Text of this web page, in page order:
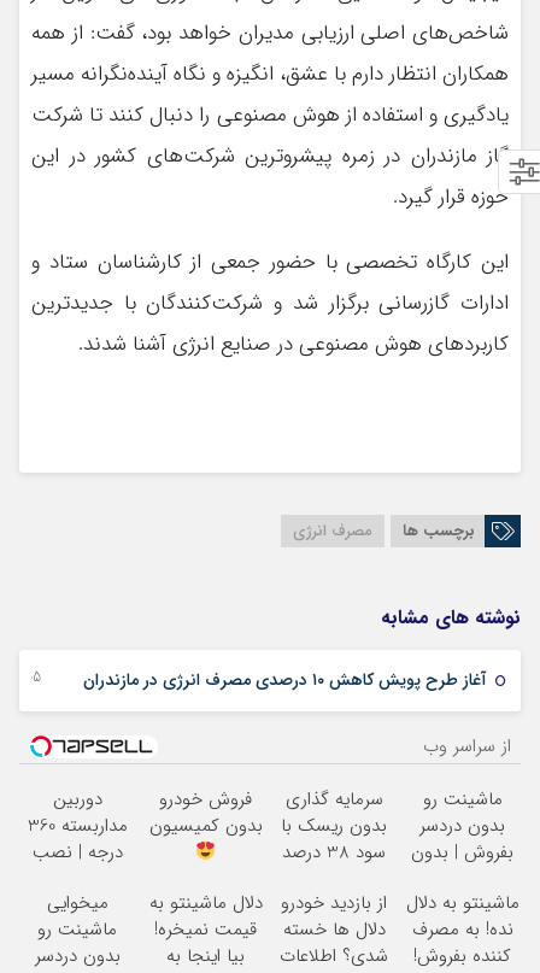
شاخص‌های اصلی ارزیابی مدیران خواهد بود، گفت: از همه
همکاران انتظار دارم با عشق، انگیزه و نگاه آینده‌نگرانه مسیر
یادگیری و استفاده از هوش مصنوعی را دنبال کنند تا شرکت
گاز مازندران در زمره پیشروترین شرکت‌های کشور در این
حوزه قرار گیرد.
این کارگاه تخصصی با حضور جمعی از کارشناسان ستاد و
ادارات گازرسانی برگزار شد و شرکت‌کنندگان با جدیدترین
کاربردهای هوش مصنوعی در صنایع انرژی آشنا شدند.
برچسب ها مصرف انرژی
نوشته های مشابه
آغاز طرح پویش کاهش ۱۰ درصدی مصرف انرژی در مازندران 05 دسامبر 2025
از سراسر وب
ماشینت رو
بدون دردسر
بفروش | بدون
سرمایه گذاری
بدون ریسک با
سود 38 درصد
فروش خودرو
بدون کمیسیون
دوربین
مداربسته 360
درجه | نصب
ماشینتو به دلال
نده! به مصرف
کننده بفروش!
از بازدید خودرو
دلال ها خسته
شدی؟ اطلاعات
دلال ماشینتو به
قیمت نمیخره!
بیا اینجا به
میخوایی
ماشینت رو
بدون دردسر